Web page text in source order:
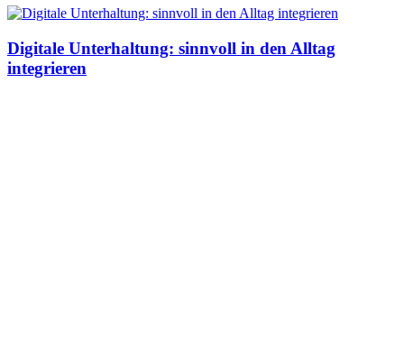
Digitale Unterhaltung: sinnvoll in den Alltag
integrieren